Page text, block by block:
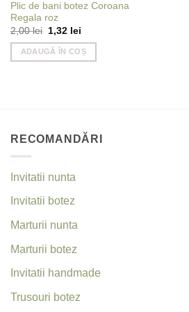
Plic de bani botez Coroana
Regala roz
2,00lei
Prețul
inițial
a
fost:
1,32 leiPrețul
este:
1,32 lei.
ADAUGĂ ÎN COȘ
RECOMANDĂRI
Invitatii nunta
Invitatii botez
Marturii nunta
Marturii botez
Invitatii handmade
Trusouri botez